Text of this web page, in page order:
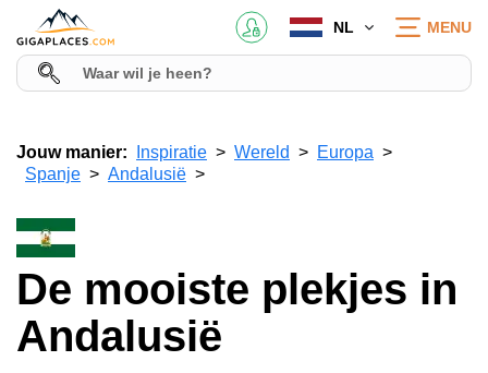
NL MENU
Jouw manier: Inspiratie Wereld
Europa
Spanje
Andalusië
De mooiste plekjes in
Andalusië